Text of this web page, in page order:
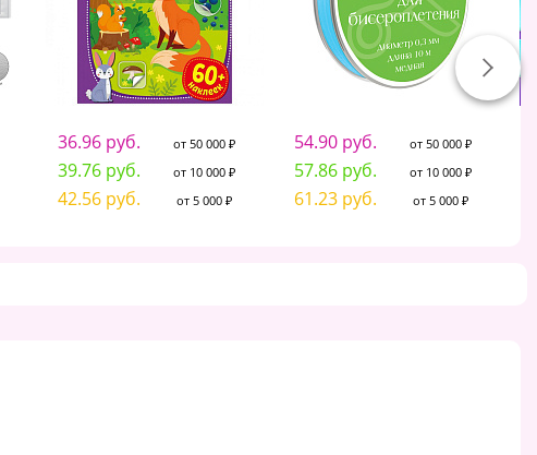
36.96 руб. от 50 000 ₽
39.76 руб. от 10 000 ₽
42.56 руб. от 5 000 ₽
54.90 руб. от 50 000 ₽
57.86 руб. от 10 000 ₽
61.23 руб. от 5 000 ₽